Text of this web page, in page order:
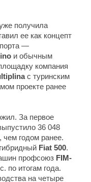
получила
ее как концепт
—
и обычным
компания
с туринским
проекте ранее
За первое
36 048
годом ранее.
Fiat 500.
профсоюз FIM-
по итогам года.
на четыре